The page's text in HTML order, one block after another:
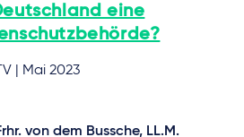
eine
| Mai 2023
von dem Bussche, LL.M.